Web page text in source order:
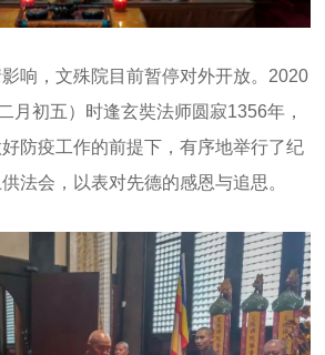
响，文殊院目前暂停对外开放。2020
月初五）时逢玄奘法师圆寂1356年，
防疫工作的前提下，有序地举行了纪
法会，以表对先德的感恩与追思。